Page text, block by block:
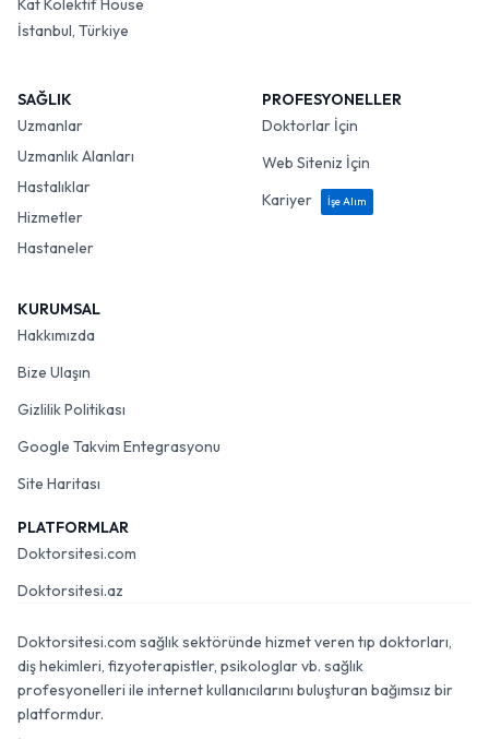
Kat Kolektif House
İstanbul, Türkiye
SAĞLIK
Uzmanlar
Uzmanlık Alanları
Hastalıklar
Hizmetler
Hastaneler
PROFESYONELLER
Doktorlar İçin
Web Siteniz İçin
Kariyer
İşe Alım
KURUMSAL
Hakkımızda
Bize Ulaşın
Gizlilik Politikası
Google Takvim Entegrasyonu
Site Haritası
PLATFORMLAR
Doktorsitesi.com
Doktorsitesi.az
Doktorsitesi.com sağlık sektöründe hizmet veren tıp doktorları,
diş hekimleri, fizyoterapistler, psikologlar vb. sağlık
profesyonelleri ile internet kullanıcılarını buluşturan bağımsız bir
platformdur.